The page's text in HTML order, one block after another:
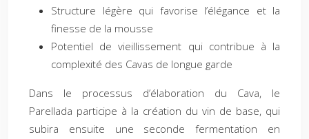
Structure légère qui favorise l’élégance et la
finesse de la mousse
Potentiel de vieillissement qui contribue à la
complexité des Cavas de longue garde
Dans le processus d’élaboration du Cava, le
Parellada participe à la création du vin de base, qui
subira ensuite une seconde fermentation en